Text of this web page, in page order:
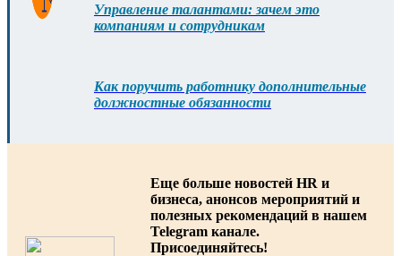
Управление талантами: зачем это
компаниям и сотрудникам
Как поручить работнику дополнительные
должностные обязанности
Еще больше новостей HR и
бизнеса, анонсов мероприятий и
полезных рекомендаций в нашем
Telegram канале.
Присоединяйтесь!